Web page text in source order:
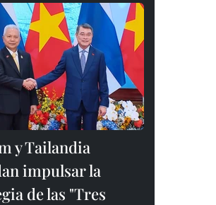
y Tailandia
impulsar la
de las "Tres